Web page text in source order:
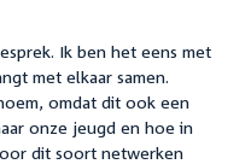
Ik ben het eens met
met elkaar samen.
omdat dit ook een
onze jeugd en hoe in
dit soort netwerken